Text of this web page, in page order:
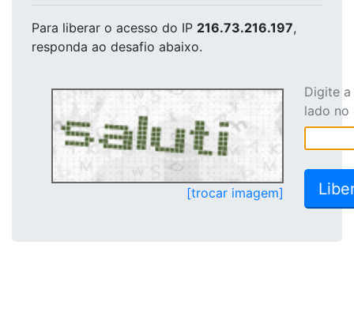
Para liberar o acesso do IP 216.73.216.197,
responda ao desafio abaixo.
[trocar imagem]
Digite
lado no